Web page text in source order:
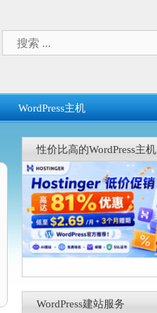
索：
WordPress主机
性价比高的WordPress主机
WordPress建站服务